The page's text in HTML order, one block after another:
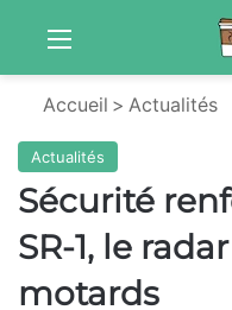
Menu
Accueil > Actualités
Actualités
Sécurité
SR-1, le
motards